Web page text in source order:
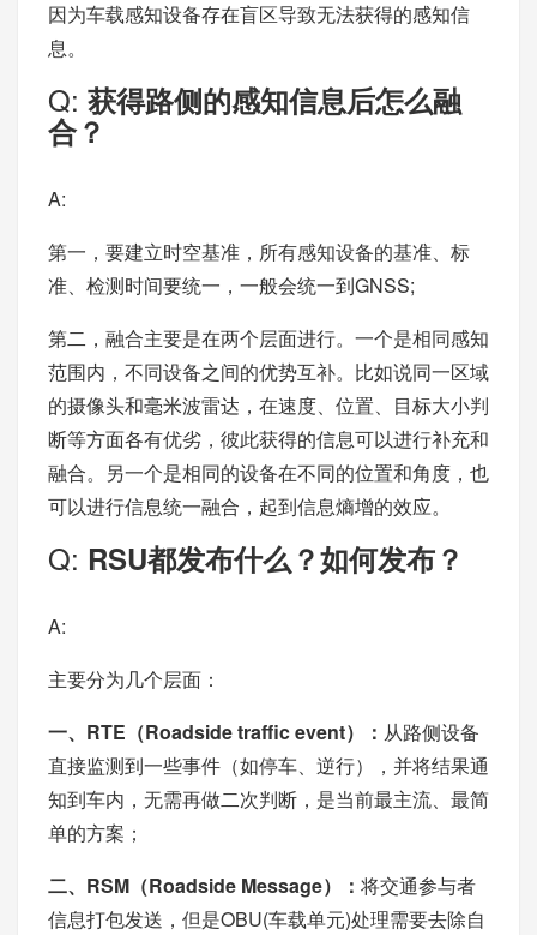
因为车载感知设备存在盲区导致无法获得的感知信
息。
Q: 获得路侧的感知信息后怎么融
合？
A:
第一，要建立时空基准，所有感知设备的基准、标
准、检测时间要统一，一般会统一到GNSS;
第二，融合主要是在两个层面进行。一个是相同感知
范围内，不同设备之间的优势互补。比如说同一区域
的摄像头和毫米波雷达，在速度、位置、目标大小判
断等方面各有优劣，彼此获得的信息可以进行补充和
融合。另一个是相同的设备在不同的位置和角度，也
可以进行信息统一融合，起到信息熵增的效应。
Q: RSU都发布什么？如何发布？
A:
主要分为几个层面：
一、RTE（Roadside traffic event）： 从路侧设备
直接监测到一些事件（如停车、逆行），并将结果通
知到车内，无需再做二次判断，是当前最主流、最简
单的方案；
二、RSM（Roadside Message）： 将交通参与者
信息打包发送，但是OBU(车载单元)处理需要去除自